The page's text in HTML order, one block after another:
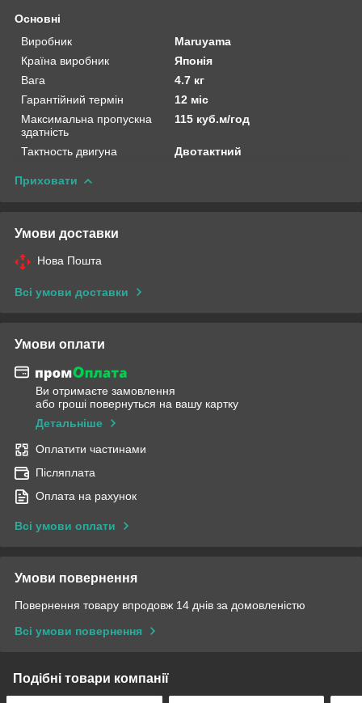
Основні
Виробник
Maruyama
Країна виробник
Японія
Вага
4.7 кг
Гарантійний термін
12 міс
Максимальна пропускна
здатність
115 куб.м/год
Тактность двигуна Двотактний
Приховати
Умови доставки
Нова Пошта
Всі умови доставки
Умови оплати
Ви отримаєте замовлення
або гроші повернуться на вашу картку
Детальніше
Оплатити частинами
Післяплата
Оплата на рахунок
Всі умови оплати
Умови повернення
Повернення товару впродовж 14 днів за домовленістю
Всі умови повернення
Подібні товари компанії